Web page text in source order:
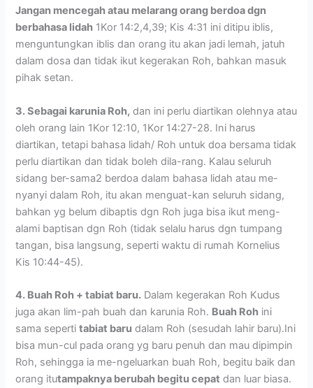
Jangan mencegah atau melarang orang berdoa dgn
berbahasa lidah 1Kor 14:2,4,39; Kis 4:31 ini ditipu iblis,
menguntungkan iblis dan orang itu akan jadi lemah, jatuh
dalam dosa dan tidak ikut kegerakan Roh, bahkan masuk
pihak setan.
3. Sebagai karunia Roh, dan ini perlu diartikan olehnya atau
oleh orang lain 1Kor 12:10, 1Kor 14:27-28. Ini harus
diartikan, tetapi bahasa lidah/ Roh untuk doa bersama tidak
perlu diartikan dan tidak boleh dila-rang. Kalau seluruh
sidang ber-sama2 berdoa dalam bahasa lidah atau me-
nyanyi dalam Roh, itu akan menguat-kan seluruh sidang,
bahkan yg belum dibaptis dgn Roh juga bisa ikut meng-
alami baptisan dgn Roh (tidak selalu harus dgn tumpang
tangan, bisa langsung, seperti waktu di rumah Kornelius
Kis 10:44-45).
4. Buah Roh + tabiat baru. Dalam kegerakan Roh Kudus
juga akan lim-pah buah dan karunia Roh. Buah Roh ini
sama sepertitabiat baru dalam Roh (sesudah lahir baru).Ini
bisa mun-cul pada orang yg baru penuh dan mau dipimpin
Roh, sehingga ia me-ngeluarkan buah Roh, begitu baik dan
orang itutampaknya berubah begitu cepat dan luar biasa.